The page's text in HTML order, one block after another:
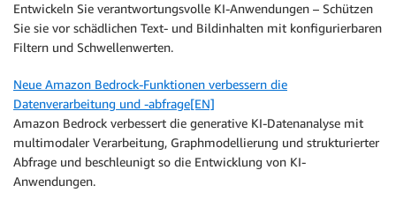
Entwickeln Sie verantwortungsvolle KI-Anwendungen – Schützen
Sie sie vor schädlichen Text- und Bildinhalten mit konfigurierbaren
Filtern und Schwellenwerten.
Neue Amazon Bedrock-Funktionen verbessern die
Datenverarbeitung und -abfrage[EN]
Amazon Bedrock verbessert die generative KI-Datenanalyse mit
multimodaler Verarbeitung, Graphmodellierung und strukturierter
Abfrage und beschleunigt so die Entwicklung von KI-
Anwendungen.